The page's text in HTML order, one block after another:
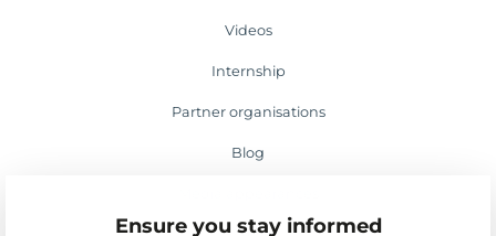
Ensure you stay informed
Videos
Internship
Partner organisations
Blog